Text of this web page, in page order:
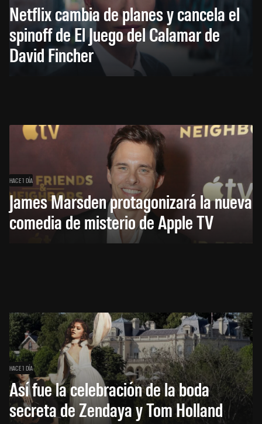
Netflix cambia de planes y cancela el
spinoff de El Juego del Calamar de
David Fincher
HACE 1 DÍA
James Marsden protagonizará la nueva
comedia de misterio de Apple TV
HACE 1 DÍA
Así fue la celebración de la boda
secreta de Zendaya y Tom Holland